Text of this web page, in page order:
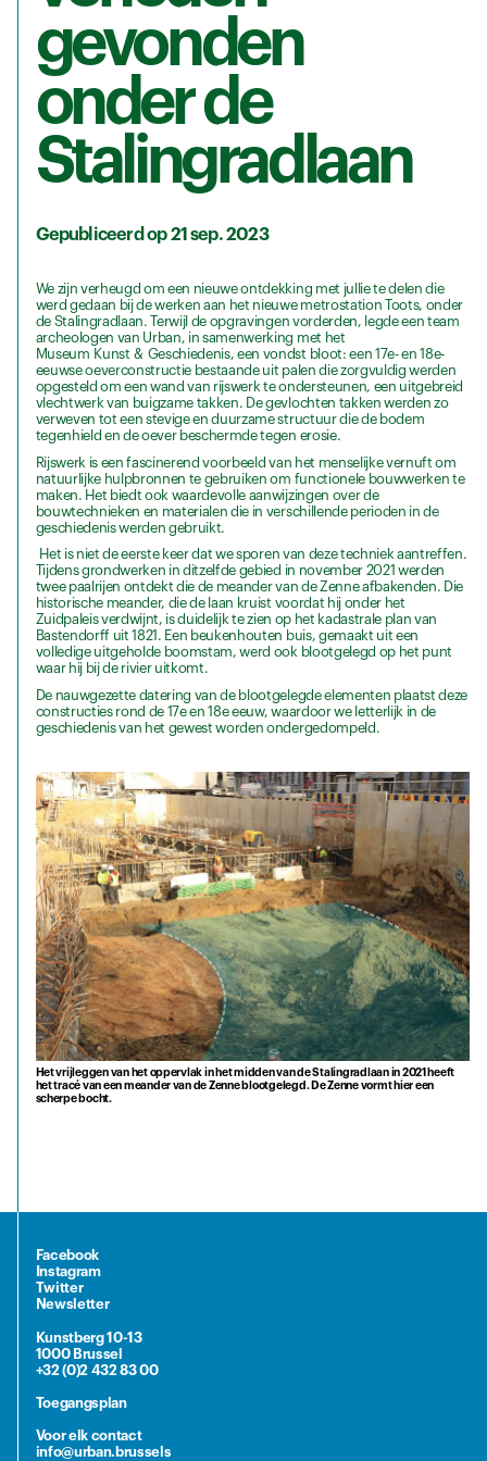
gevonden
onder de
Stalingradlaan
Gepubliceerd op 21 sep. 2023
We zijn verheugd om een nieuwe ontdekking met jullie te delen die
werd gedaan bij de werken aan het nieuwe metrostation Toots, onder
de Stalingradlaan. Terwijl de opgravingen vorderden, legde een team
archeologen van Urban, in samenwerking met het
Museum Kunst & Geschiedenis, een vondst bloot: een 17e- en 18e-
eeuwse oeverconstructie bestaande uit palen die zorgvuldig werden
opgesteld om een wand van rijswerk te ondersteunen, een uitgebreid
vlechtwerk van buigzame takken. De gevlochten takken werden zo
verweven tot een stevige en duurzame structuur die de bodem
tegenhield en de oever beschermde tegen erosie.
Rijswerk is een fascinerend voorbeeld van het menselijke vernuft om
natuurlijke hulpbronnen te gebruiken om functionele bouwwerken te
maken. Het biedt ook waardevolle aanwijzingen over de
bouwtechnieken en materialen die in verschillende perioden in de
geschiedenis werden gebruikt.
Het is niet de eerste keer dat we sporen van deze techniek aantreffen.
Tijdens grondwerken in ditzelfde gebied in november 2021 werden
twee paalrijen ontdekt die de meander van de Zenne afbakenden. Die
historische meander, die de laan kruist voordat hij onder het
Zuidpaleis verdwijnt, is duidelijk te zien op het kadastrale plan van
Bastendorff uit 1821. Een beukenhouten buis, gemaakt uit een
volledige uitgeholde boomstam, werd ook blootgelegd op het punt
waar hij bij de rivier uitkomt.
De nauwgezette datering van de blootgelegde elementen plaatst deze
constructies rond de 17e en 18e eeuw, waardoor we letterlijk in de
geschiedenis van het gewest worden ondergedompeld.
Het vrijleggen van het oppervlak in het midden van de Stalingradlaan in 2021 heeft
het tracé van een meander van de Zenne blootgelegd. De Zenne vormt hier een
scherpe bocht.
Facebook
Instagram
Twitter
Newsletter
Kunstberg 10-13
1000 Brussel
+32 (0)2 432 83 00
Toegangsplan
Voor elk contact
info@urban.brussels